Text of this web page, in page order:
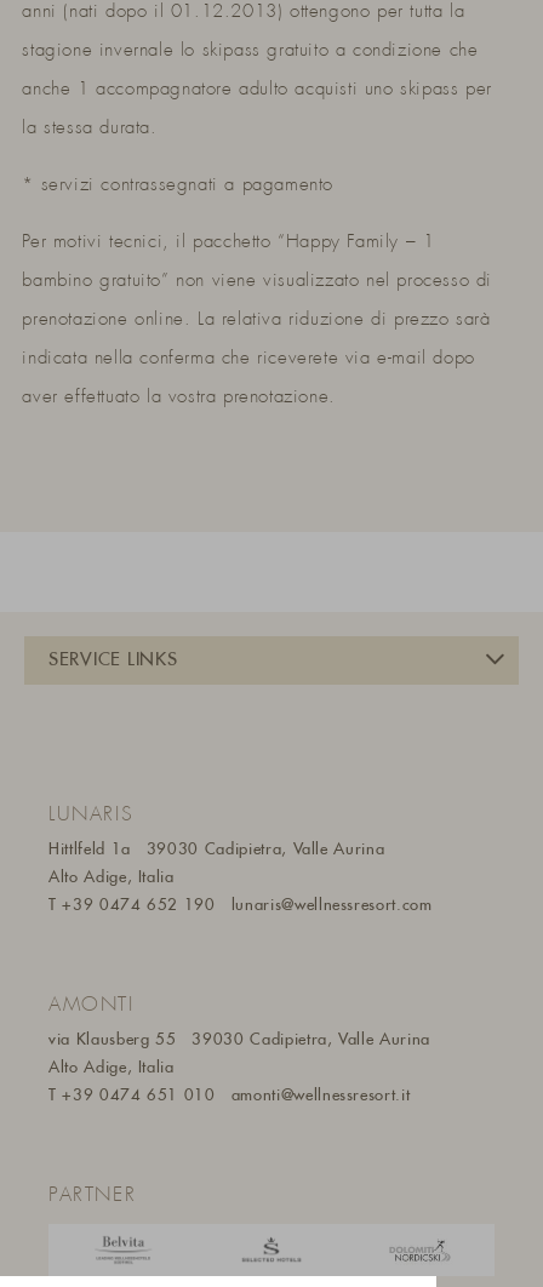
anni (nati dopo il 01.12.2013) ottengono per tutta la
stagione invernale lo skipass gratuito a condizione che
anche 1 accompagnatore adulto acquisti uno skipass per
la stessa durata.
* servizi contrassegnati a pagamento
Per motivi tecnici, il pacchetto “Happy Family – 1
bambino gratuito” non viene visualizzato nel processo di
prenotazione online. La relativa riduzione di prezzo sarà
indicata nella conferma che riceverete via e-mail dopo
aver effettuato la vostra prenotazione.
AMONTI
via Klausberg 55
39030 Cadipietra, Valle Aurina
Alto Adige, Italia
T+39 0474 651 010 amonti@wellnessresort.it
LUNARIS
Hittlfeld 1a
39030 Cadipietra, Valle Aurina
Alto Adige, Italia
T+39 0474 652 190 lunaris@wellnessresort. com
PARTNER